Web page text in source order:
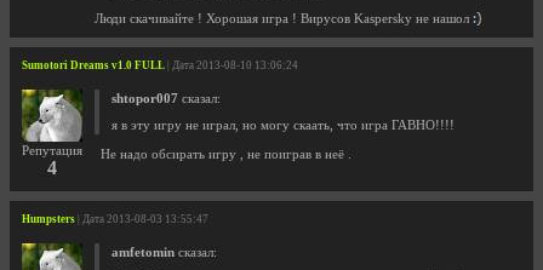
Люди скачивайте ! Хорошая игра ! Вирусов Kaspersky не нашол
Sumotori Dreams v1.0 FULL | Дата 2013-08-10 13:06:24
Репутация
4
shtopor007 сказал:
я в эту игру не играл, но могу скаать, что игра ГАВНО!!!!
Не надо обсирать игру , не поиграв в неё .
Humpsters | Дата 2013-08-03 13:55:47
amfetomin сказал: